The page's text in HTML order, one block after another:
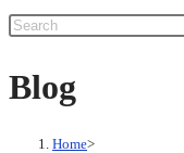
Blog
Home>